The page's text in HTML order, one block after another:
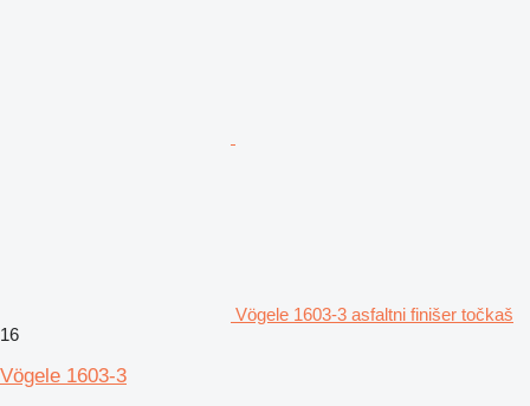
Vögele 1603-3 asfaltni finišer točkaš
16
Vögele 1603-3